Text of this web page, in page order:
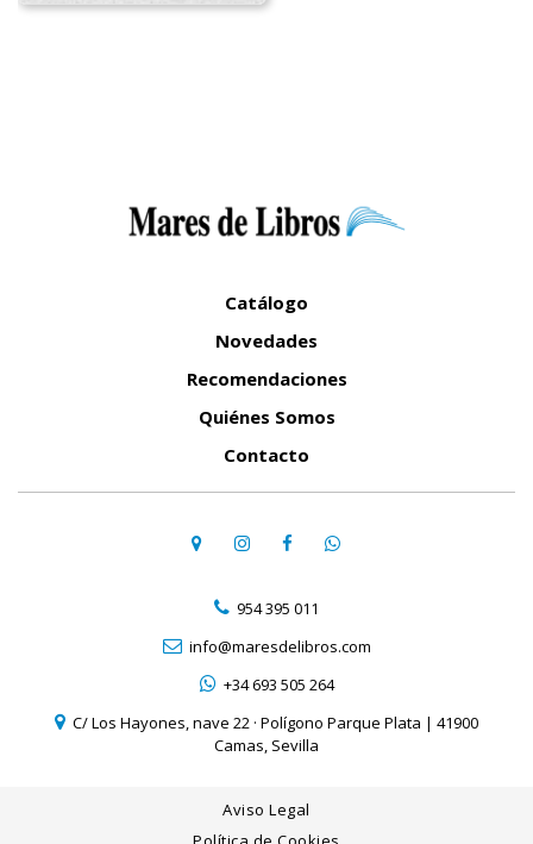
Catálogo
Novedades
Recomendaciones
Quiénes Somos
Contacto
954 395 011
info@maresdelibros.com
+34 693 505 264
C/ Los Hayones, nave 22 · Polígono Parque Plata | 41900
Camas, Sevilla
Aviso Legal